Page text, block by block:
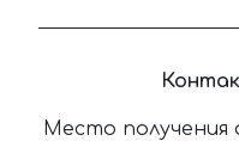
Место получения